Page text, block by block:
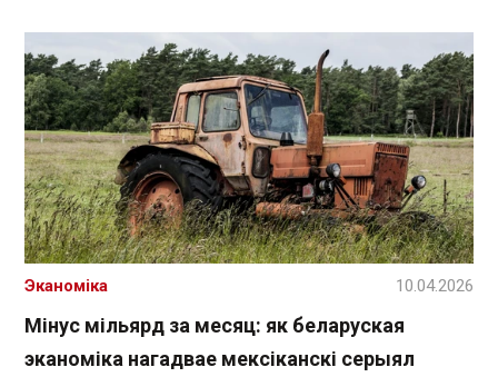
Мінус мільярд за месяц: як беларуская
эканоміка нагадвае мексіканскі серыял
Эканоміка 10.04.2026